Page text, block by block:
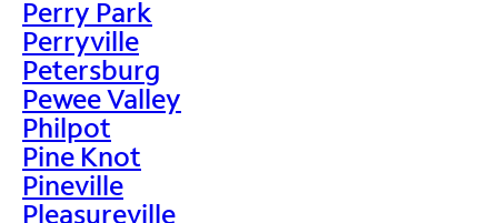
Perry Park
Perryville
Petersburg
Pewee Valley
Philpot
Pine Knot
Pineville
Pleasureville